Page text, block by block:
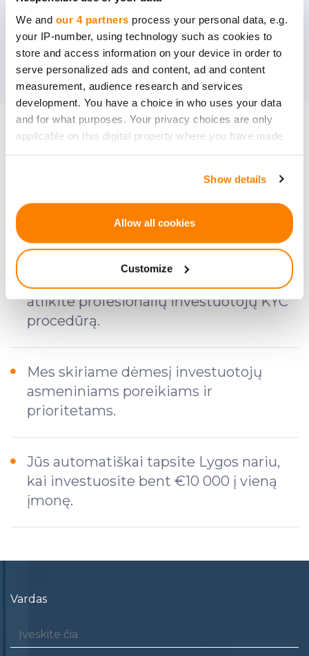
We and our 4 partners process your personal data, e.g.
your IP-number, using technology such as cookies to
store and access information on your device in order to
serve personalized ads and content, ad and content
measurement, audience research and services
development. You have a choice in who uses your data
and for what purposes. Your privacy choices are only
applicable on this digital property where you have made
If you allow, we would also like to:
location which can be accurate to within several
Identify your device by actively scanning it for
specific characteristics (fingerprinting)
Find out more about how your personal data is processed
We use cookies to provide website functionality, analyse
traffic data, display customized page content and
advertising. See more in our
Show details
Allow all cookies
Customize
Investicijų pasiūlymai
Būkite pirmasis, sužinantis apie investavimo
galimybes. Susitikite su įmonės įkūrėjais ir
sužinokite daugiau!
TAPKITE NARIU
Susisiekite su mumis, kad
sužinotumėte detales.
Norėdami tapti CrowdedHero Angelų
lygos nariu, susisiekite su mumis ir
atlikite profesionalių investuotojų KYC
procedūrą.
Mes skiriame dėmesį investuotojų
asmeniniams poreikiams ir
prioritetams.
Jūs automatiškai tapsite Lygos nariu,
kai investuosite bent €10 000 į vieną
įmonę.
Vardas